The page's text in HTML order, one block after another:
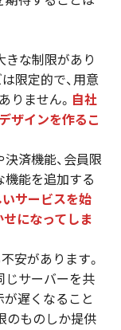
きな制限があり
限定的で、用意
りません。 自社
ザインを作るこ
済機能、会員限
機能を追加する
サービスを始
になってしま
安があります。
じサーバーを共
遅くなること
のものしか提供